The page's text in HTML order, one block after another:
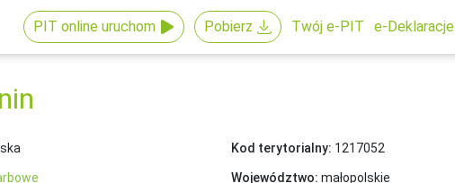
PIT online uruchom Pobierz Twój e-PIT e-Deklaracje
Kod terytorialny: 1217052
Województwo: małopolskie